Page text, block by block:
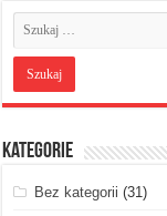
Kategorie
Bez kategorii (31)